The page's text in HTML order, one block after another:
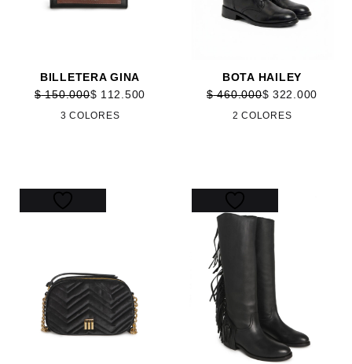
BILLETERA GINA
$ 112.500
$150.000
3 COLORES
BOTA HAILEY
$ 322.000
$460.000
2 COLORES